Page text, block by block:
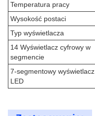
Temperatura pracy
Wysokość postaci
Typ wyświetlacza
14 Wyświetlacz cyfrowy w
segmencie
7-segmentowy wyświetlacz
LED